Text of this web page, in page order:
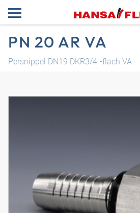
PN 20 AR VA
Persnippel DN19 DKR3/4"-flach VA
3D-model